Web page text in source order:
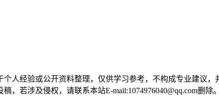
个人经验或公开资料整理，仅供学习参考，不构成专业建议
，若涉及侵权，请联系本站E-mail:1074976040@qq.com删除